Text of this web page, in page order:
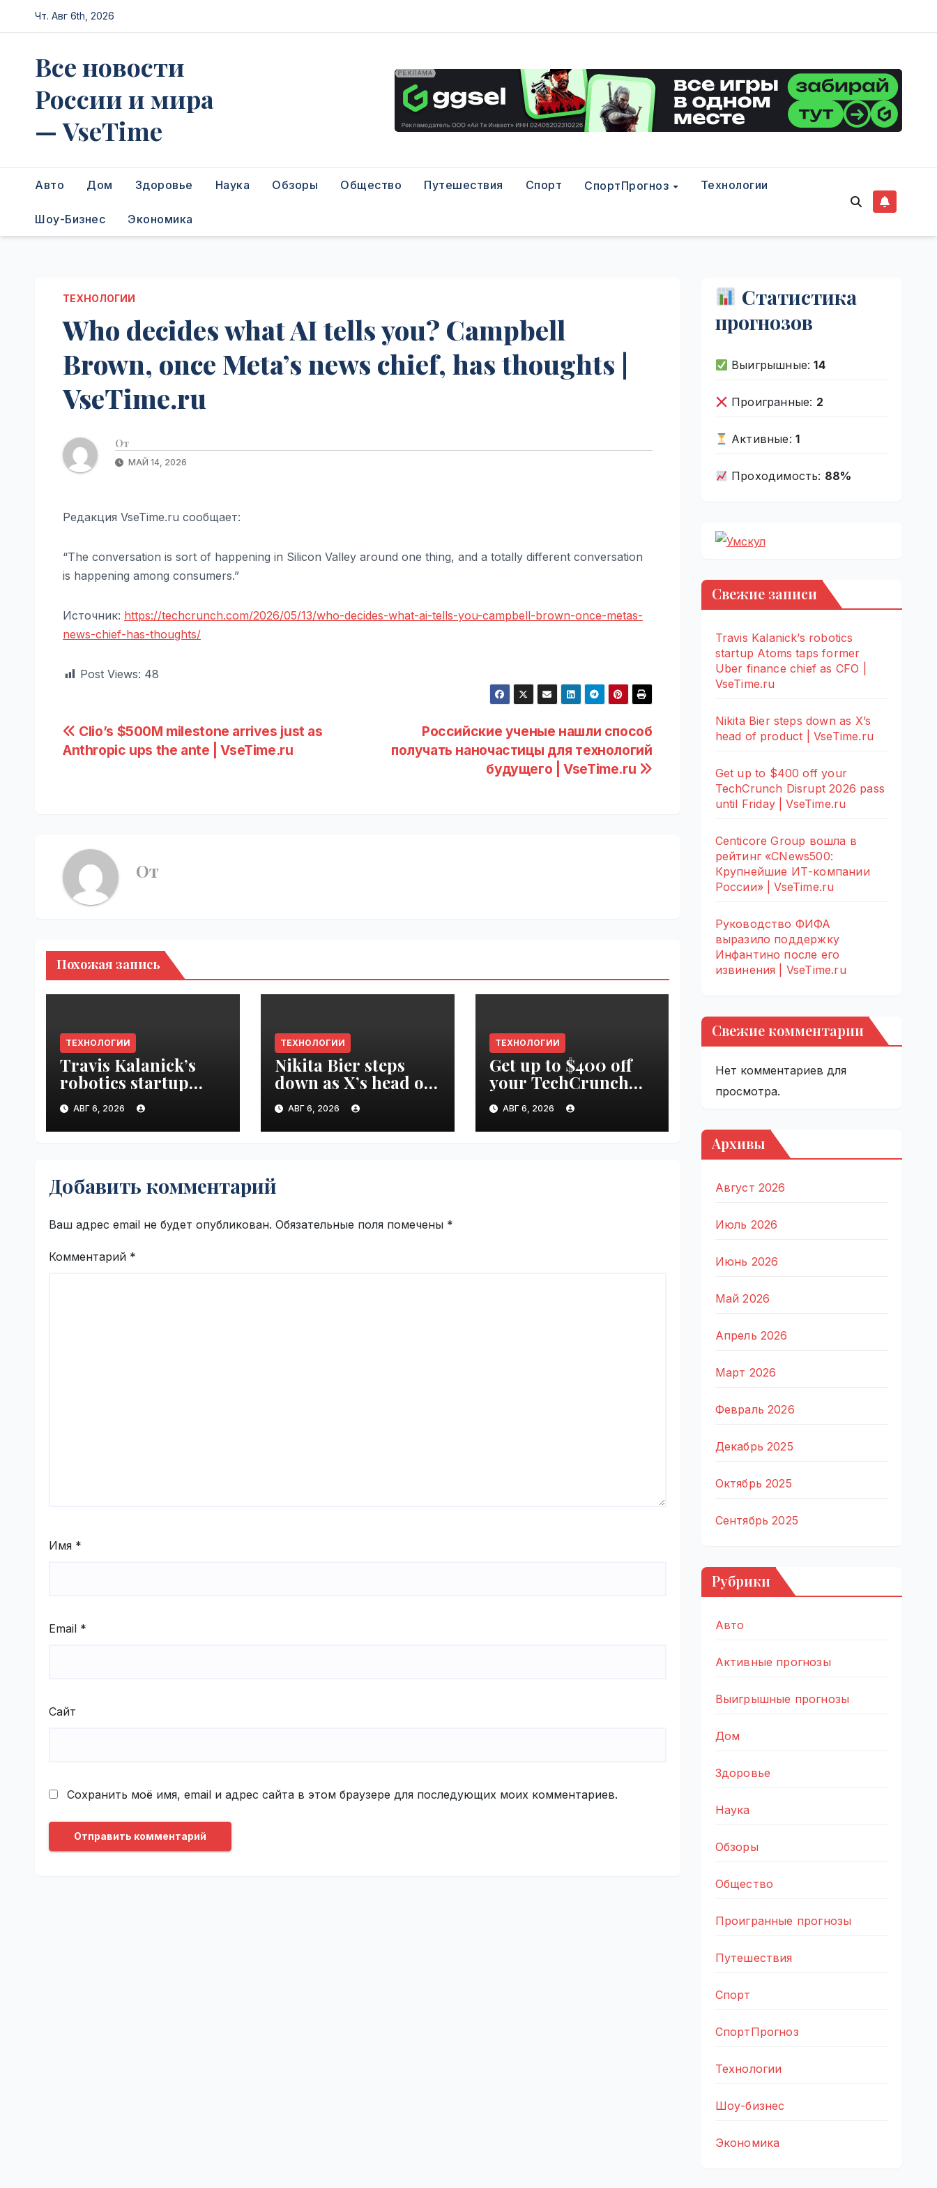
Перейти
к
Чт. Авг 6th, 2026
Все новости
России и мира
— VseTime
Авто Дом Здоровье Наука Обзоры Общество Путешествия Спорт СпортПрогноз Технологии
Шоу-Бизнес Экономика
ТЕХНОЛОГИИ
Who decides what AI tells you? Campbell
Brown, once Meta’s news chief, has thoughts |
VseTime.ru
От
МАЙ 14, 2026
Редакция VseTime.ru сообщает:
“The conversation is sort of happening in Silicon Valley around one thing, and a totally different conversation
is happening among consumers.”
Источник: https://techcrunch.com/2026/05/13/who-decides-what-ai-tells-you-campbell-brown-once-metas-
news-chief-has-thoughts/
Post Views: 48
Навигация
по
Российские ученые нашли способ
получать наночастицы для технологий
будущего | VseTime.ru
Clio’s $500M milestone arrives just as
Anthropic ups the ante | VseTime.ru
От
Похожая запись
ТЕХНОЛОГИИ
Travis Kalanick’s
robotics startup
Atoms taps former
Uber finance chief as
CFO | VseTime.ru
АВГ 6, 2026
ТЕХНОЛОГИИ
Nikita Bier steps
down as X’s head of
product |
VseTime.ru
АВГ 6, 2026
ТЕХНОЛОГИИ
Get up to $400 off
your TechCrunch
Disrupt 2026 pass
until Friday |
VseTime.ru
АВГ 6, 2026
Добавить комментарий
Ваш адрес email не будет опубликован. Обязательные поля помечены *
Комментарий *
Имя *
Email *
Сайт
Сохранить моё имя, email и адрес сайта в этом браузере для последующих моих комментариев.
Статистика
прогнозов
Выигрышные:14
Проигранные: 2
Активные: 1
Проходимость: 88%
Свежие записи
Travis Kalanick’s robotics
startup Atoms taps former
Uber finance chief as CFO |
VseTime.ru
Nikita Bier steps down as X’s
head of product | VseTime.ru
Get up to $400 off your
TechCrunch Disrupt 2026 pass
until Friday | VseTime.ru
Centicore Group вошла в
рейтинг «CNews500:
Крупнейшие ИТ-компании
России» | VseTime.ru
Руководство ФИФА
выразило поддержку
Инфантино после его
извинения | VseTime.ru
Свежие комментарии
Нет комментариев для
просмотра.
Архивы
Август 2026
Июль 2026
Июнь 2026
Май 2026
Апрель 2026
Март 2026
Февраль 2026
Декабрь 2025
Октябрь 2025
Сентябрь 2025
Рубрики
Авто
Активные прогнозы
Выигрышные прогнозы
Дом
Здоровье
Наука
Обзоры
Общество
Проигранные прогнозы
Путешествия
Спорт
СпортПрогноз
Технологии
Шоу-бизнес
Экономика